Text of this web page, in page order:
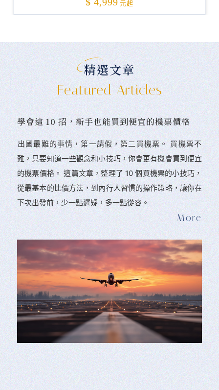
元起
精選文章
Featured Articles
學會這 10 招，新手也能買到便宜的機票價格
󠀠出國最難的事情，第一請假，第二買機票。 󠀠買機票不
難，只要知道一些觀念和小技巧，你會更有機會買到便宜
的機票價格。 這篇文章，整理了 10 個買機票的小技巧，
從最基本的比價方法，到內行人習慣的操作策略，讓你在
下次出發前，少一點遲疑，多一點從容。